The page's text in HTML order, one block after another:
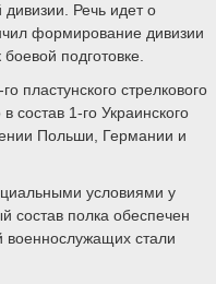
Речь идет о
формирование дивизии
подготовке.
пластунского стрелкового
состав 1-го Украинского
Польши, Германии и
условиями у
состав полка обеспечен
стали